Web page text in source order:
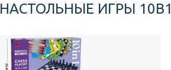
НАСТОЛЬНЫЕ ИГРЫ 10В1